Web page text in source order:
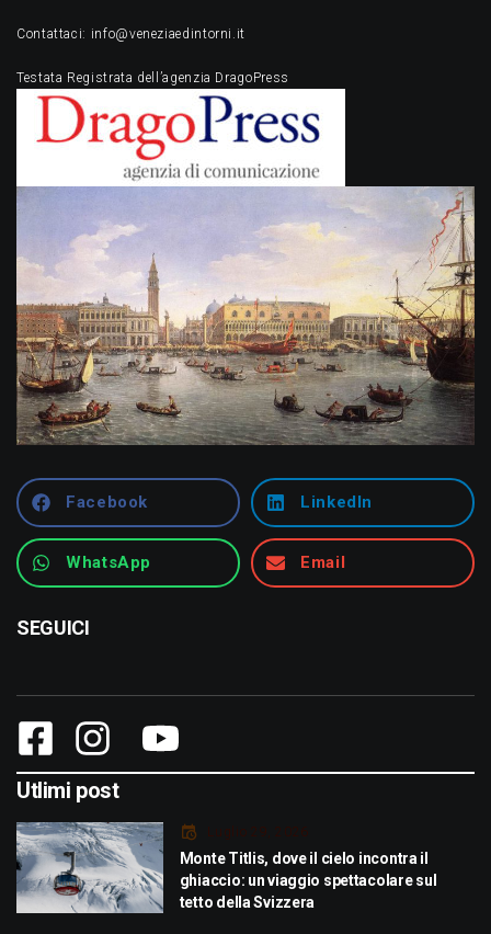
Contattaci: info@veneziaedintorni.it
Testata Registrata dell’agenzia DragoPress
Facebook LinkedIn
WhatsApp Email
SEGUICI
Utlimi post
Luglio 29, 2026
Monte Titlis, dove il cielo incontra il
ghiaccio: un viaggio spettacolare sul
tetto della Svizzera